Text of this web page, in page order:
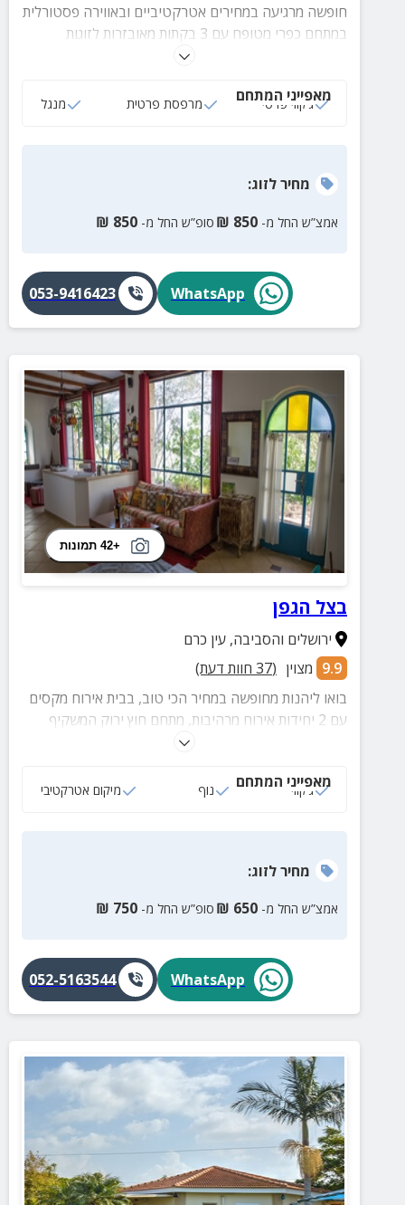
חופשה מרגיעה במחירים אטרקטיביים ובאווירה פסטורלית
במתחם כפרי מטופח עם 3 בקתות מאובזרות לזוגות
ומשפחות, חצר מטופחת, ריהוט גן וקירבה לאתרים הכי
מאפייני המתחם
ג‘קוזי פרטי מרפסת פרטית מנגל
מחירלזוג:
אמצ”ש החל מ- 850
₪ סופ”ש החל מ- 850
₪
WhatsApp
053-9416423
+42 תמונות
בצל הגפן
ירושלים והסביבה,עין כרם
9.9 מצוין (
37 חוות דעת)
בואו ליהנות מחופשה במחיר הכי טוב, בבית אירוח מקסים
עם 2 יחידות אירוח מרהיבות, מתחם חוץ ירוק המשקיף
מאפייני המתחם
ג‘קוזי נוף מיקום אטרקטיבי
מחירלזוג:
אמצ”ש החל מ- 650
₪ סופ”ש החל מ- 750
₪
WhatsApp
052-5163544